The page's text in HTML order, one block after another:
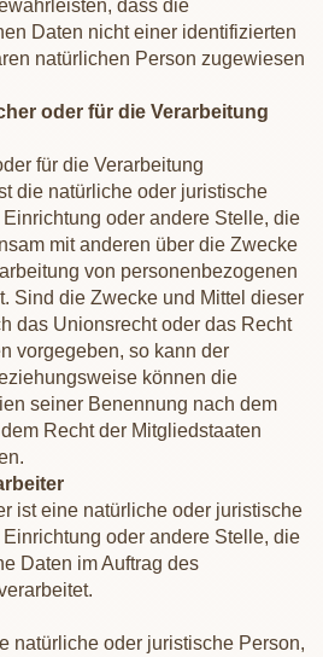
dass die
Daten nicht einer identifizierten
natürlichen Person zugewiesen
oder für die Verarbeitung
für die Verarbeitung
die natürliche oder juristische
oder andere Stelle, die
mit anderen über die Zwecke
von personenbezogenen
Sind die Zwecke und Mittel dieser
das Unionsrecht oder das Recht
vorgegeben, so kann der
können die
seiner Benennung nach dem
Recht der Mitgliedstaaten
ist eine natürliche oder juristische
oder andere Stelle, die
Daten im Auftrag des
natürliche oder juristische Person,